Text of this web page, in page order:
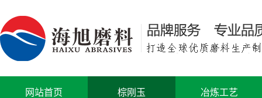
网站首页 棕刚玉 冶炼工艺